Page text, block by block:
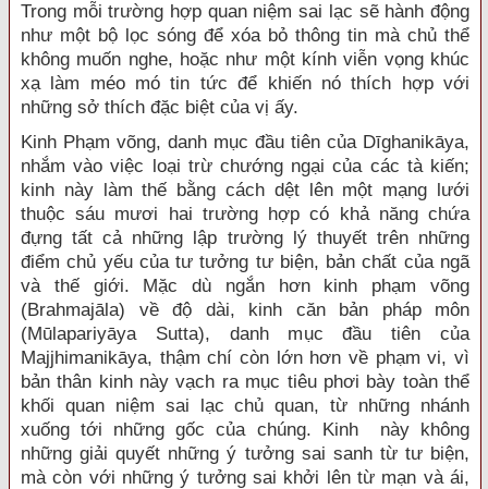
Trong mỗi trường hợp quan niệm sai lạc sẽ hành động
như một bộ lọc sóng để xóa bỏ thông tin mà chủ thể
không muốn nghe, hoặc như một kính viễn vọng khúc
xạ làm méo mó tin tức để khiến nó thích hợp với
những sở thích đặc biệt của vị ấy.
Kinh Phạm võng, danh mục đầu tiên của Dīghanikāya,
nhắm vào việc loại trừ chướng ngại của các tà kiến;
kinh này làm thế bằng cách dệt lên một mạng lưới
thuộc sáu mươi hai trường hợp có khả năng chứa
đựng tất cả những lập trường lý thuyết trên những
điểm chủ yếu của tư tưởng tư biện, bản chất của ngã
và thế giới. Mặc dù ngắn hơn kinh phạm võng
(Brahmajāla) về độ dài, kinh căn bản pháp môn
(Mūlapariyāya Sutta), danh mục đầu tiên của
Majjhimanikāya, thậm chí còn lớn hơn về phạm vi, vì
bản thân kinh này vạch ra mục tiêu phơi bày toàn thể
khối quan niệm sai lạc chủ quan, từ những nhánh
xuống tới những gốc của chúng. Kinh này không
những giải quyết những ý tưởng sai sanh từ tư biện,
mà còn với những ý tưởng sai khởi lên từ mạn và ái,